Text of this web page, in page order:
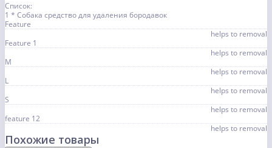
Список:
1 * Собака средство для удаления бородавок
Feature
helps to removal
Feature 1
helps to removal
M
helps to removal
L
helps to removal
S
helps to removal
feature 12
helps to removal
Похожие товары